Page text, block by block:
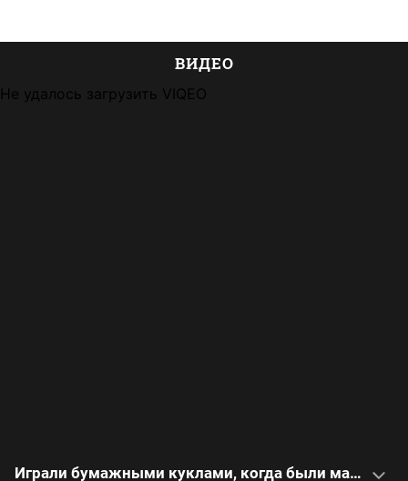
ВИДЕО
Не удалось загрузить VIQEO
Играли бумажными куклами, когда были маленькими? Этот тренд из 90-х снова популярен. Видео